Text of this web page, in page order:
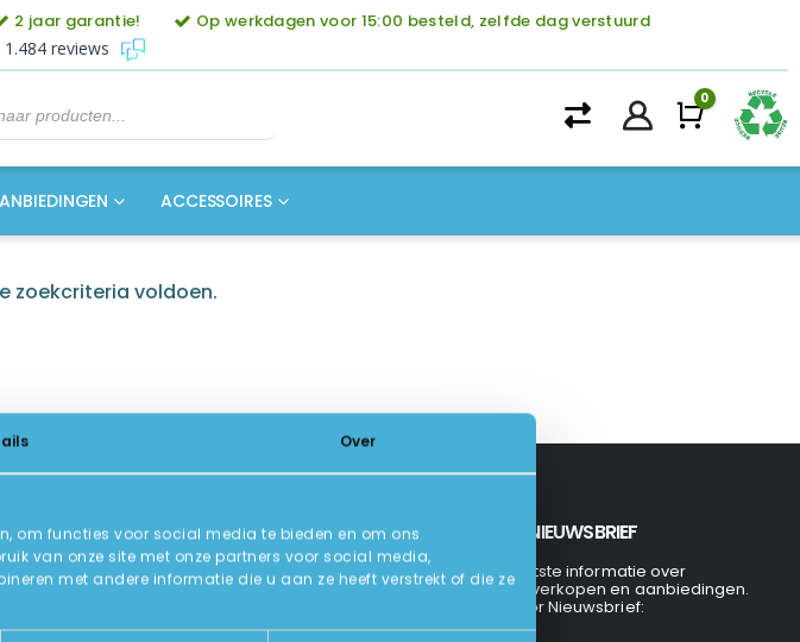
Over
om functies voor social media te bieden en om ons
van onze site met onze partners voor social media,
met andere informatie die u aan ze heeft verstrekt of die ze
2 jaar garantie!
Op werkdagen voor 15:00 besteld, zelfde dag verstuurd
1.484 reviews
0
ACCESSOIRES
zoekcriteria voldoen.
INFORMATIE
Over Ons
U-Pas
INSCHRIJVEN NIEUWSBRIEF
Ontvang de laatste informatie over
evenementen, verkopen en aanbiedingen.
Aanmelden voor Nieuwsbrief: